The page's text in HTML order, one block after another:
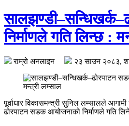
निर्माणले गति लिन्छ :
राम्रो अनलाइन २३ साउन २०८३,
पूर्वाधार विकासमन्त्री सुनिल लम्सालले
ढोरपाटन सडक आयोजनाको निर्माणले गति